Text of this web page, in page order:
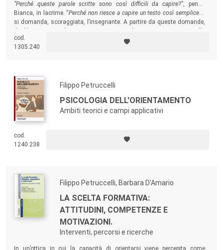
“Perché queste parole scritte sono così difficili da capire?”, pensa
Bianca, in lacrime. “Perché non riesce a capire un testo così semplice?”,
si domanda, scoraggiata, l’insegnante. A partire da queste domande,
comunicazione, genitori di bambini con disabilità o bisogni speciali...
cod.
1305.240
Filippo Petruccelli
PSICOLOGIA DELL'ORIENTAMENTO
Ambiti teorici e campi applicativi
cod.
1240.238
Filippo Petruccelli, Barbara D'Amario
LA SCELTA FORMATIVA:
ATTITUDINI, COMPETENZE E
MOTIVAZIONI.
Interventi, percorsi e ricerche
In un’ottica in cui la capacità di orientarsi viene percepita come